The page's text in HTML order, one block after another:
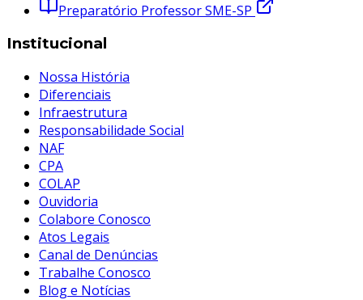
Preparatório Professor SME-SP
Institucional
Nossa História
Diferenciais
Infraestrutura
Responsabilidade Social
NAF
CPA
COLAP
Ouvidoria
Colabore Conosco
Atos Legais
Canal de Denúncias
Trabalhe Conosco
Blog e Notícias